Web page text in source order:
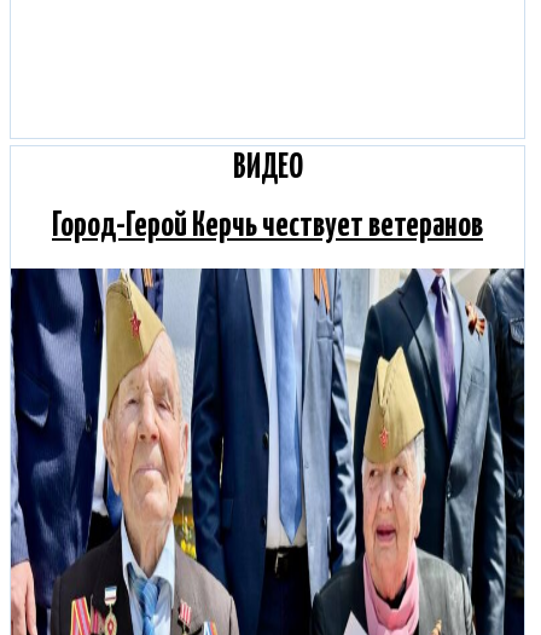
ВИДЕО
Город-Герой Керчь чествует ветеранов